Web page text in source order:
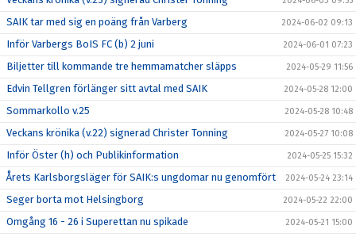
SAIK tar med sig en poäng från Varberg 2024-06-02 09:13
Inför Varbergs BoIS FC (b) 2 juni 2024-06-01 07:23
Biljetter till kommande tre hemmamatcher släpps 2024-05-29 11:56
Edvin Tellgren förlänger sitt avtal med SAIK 2024-05-28 12:00
Sommarkollo v.25 2024-05-28 10:48
Veckans krönika (v.22) signerad Christer Tonning 2024-05-27 10:08
Inför Öster (h) och Publikinformation 2024-05-25 15:32
Årets Karlsborgsläger för SAIK:s ungdomar nu genomfört 2024-05-24 23:14
Seger borta mot Helsingborg 2024-05-22 22:00
Omgång 16 - 26 i Superettan nu spikade 2024-05-21 15:00